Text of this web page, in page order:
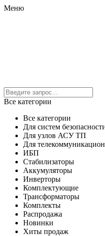
Меню
Все категории
Все категории
Для систем
Для узлов АСУ ТП
Для
ИБП
Стабилизаторы
Аккумуляторы
Инверторы
Комплектующие
Трансформаторы
Комплекты
Распродажа
Новинки
Хиты продаж